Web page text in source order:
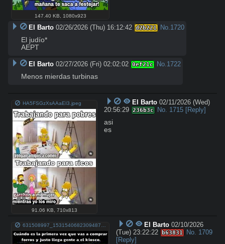
147.40 KB 1080x923
El Barto 02/26/2026 (Thu) 16:12:42 d2b221 No.1720
El judío*
AEPT
El Barto 02/27/2026 (Fri) 02:02:02 0ef21c No.1722
Menos mierdas turbinas
HA5FSGzXsAAaEI3.jpeg
91.06 KB 710x813
El Barto 02/11/2026 (Wed)
20:56:29 236b3c No. 1715 [Reply]
asi
es
El Barto 02/10/2026
(Tue) 23:22:22
b63831 No. 1709
[Reply]